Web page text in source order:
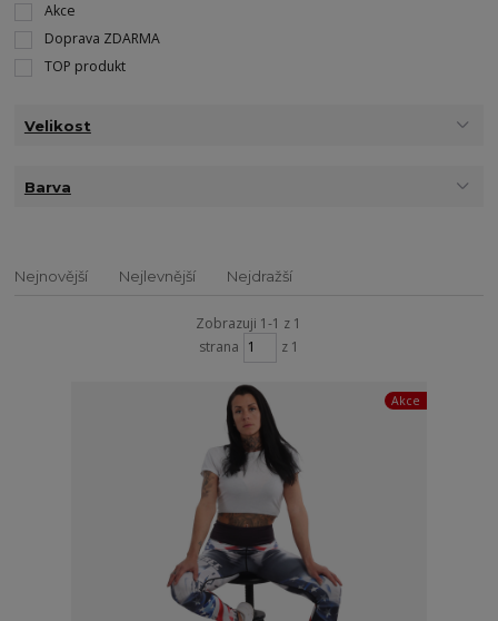
Akce
Doprava ZDARMA
TOP produkt
Velikost
Barva
Nejnovější Nejlevnější Nejdražší
Zobrazuji 1-1 z 1
strana
z 1
Akce